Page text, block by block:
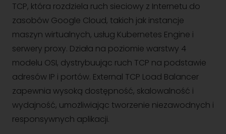
TCP, która rozdziela ruch sieciowy z Internetu do
zasobów Google Cloud, takich jak instancje
maszyn wirtualnych, usług Kubernetes Engine i
serwery proxy. Działa na poziomie warstwy 4
modelu OSI, dystrybuując ruch TCP na podstawie
adresów IP i portów. External TCP Load Balancer
zapewnia wysoką dostępność, skalowalność i
wydajność, umożliwiając tworzenie niezawodnych i
responsywnych aplikacji.